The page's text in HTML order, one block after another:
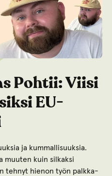
Pohtii: Viisi
EU-
ja kummallisuuksia.
muuten kuin silkaksi
tehnyt hienon työn palkka-